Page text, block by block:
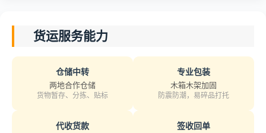
货运服务能力
仓储中转
两地合作仓储
货物暂存、分拣、贴标
专业包装
木箱木架加固
防震防潮，易碎品打托
代收货款 签收回单